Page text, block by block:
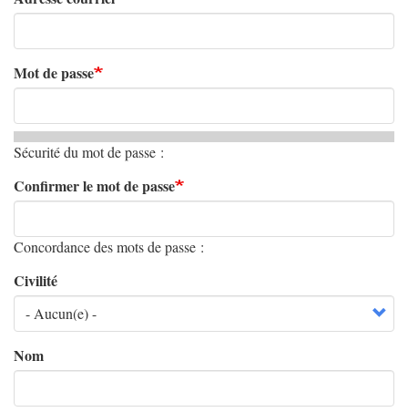
Mot de passe
Sécurité du mot de passe :
Confirmer le mot de passe
Concordance des mots de passe :
Civilité
Nom